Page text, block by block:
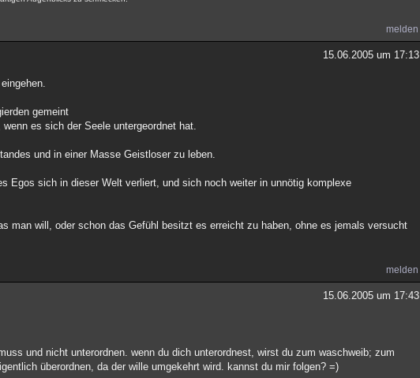
melden
15.06.2005 um 17:13
gemeint
es sich der Seele untergeordnet hat.
und in einer Masse Geistloser zu leben.
Egos sich in dieser Welt verliert, und sich noch weiter in unnötig komplexe
man will, oder schon das Gefühl besitzt es erreicht zu haben, ohne es jemals versucht
melden
15.06.2005 um 17:43
und nicht unterordnen. wenn du dich unterordnest, wirst du zum waschweib; zum
überordnen, da der wille umgekehrt wird. kannst du mir folgen? =)